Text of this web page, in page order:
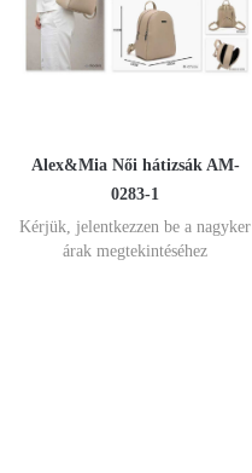
Alex&Mia Női hátizsák AM-
0283-1
Kérjük, jelentkezzen be a nagyker
árak megtekintéséhez